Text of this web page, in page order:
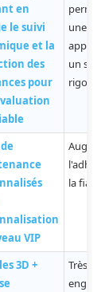
en
le suivi
et la
des
pour
une
un suivi
VIP
la
3D +
Très